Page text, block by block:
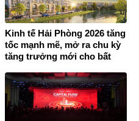
Kinh tế Hải Phòng 2026 tăng
tốc mạnh mẽ, mở ra chu kỳ
tăng trưởng mới cho bất